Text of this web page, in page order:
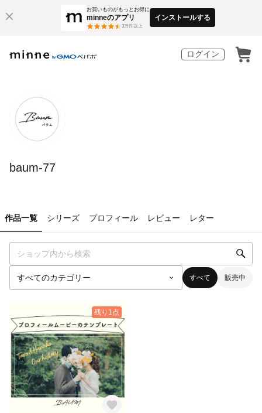
お買いものがもっとお得に
minneのアプリ
3万件以上
インストールする
ログイン
baum-77
作品一覧 シリーズ プロフィール レビュー レター
すべて 販売中
残り1点